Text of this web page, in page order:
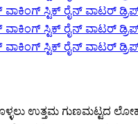
ಉತ್ತಮ ಗುಣಮಟ್ಟದ